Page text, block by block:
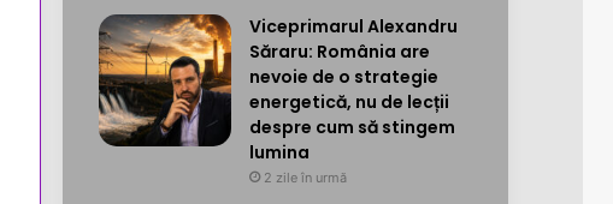
Viceprimarul Alexandru
Săraru: România are
nevoie de o strategie
energetică, nu de lecții
despre cum să stingem
lumina
2 zile în urmă